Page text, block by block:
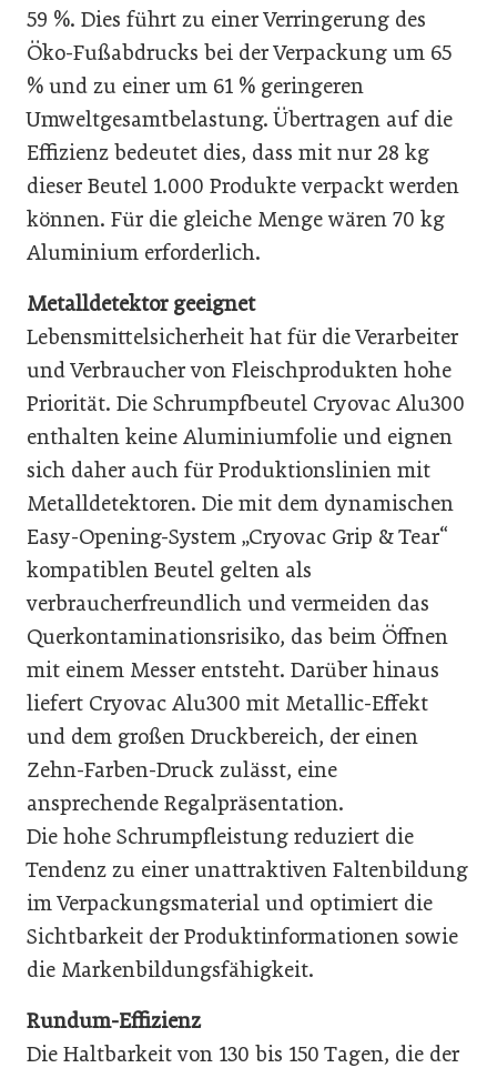
59 %. Dies führt zu einer Verringerung des
Öko-Fußabdrucks bei der Verpackung um 65
% und zu einer um 61 % geringeren
Umweltgesamtbelastung. Übertragen auf die
Effizienz bedeutet dies, dass mit nur 28 kg
dieser Beutel 1.000 Produkte verpackt werden
können. Für die gleiche Menge wären 70 kg
Aluminium erforderlich.
Metalldetektor geeignet
Lebensmittelsicherheit hat für die Verarbeiter
und Verbraucher von Fleischprodukten hohe
Priorität. Die Schrumpfbeutel Cryovac Alu300
enthalten keine Aluminiumfolie und eignen
sich daher auch für Produktionslinien mit
Metalldetektoren. Die mit dem dynamischen
Easy-Opening-System „Cryovac Grip & Tear“
kompatiblen Beutel gelten als
verbraucherfreundlich und vermeiden das
Querkontaminationsrisiko, das beim Öffnen
mit einem Messer entsteht. Darüber hinaus
liefert Cryovac Alu300 mit Metallic-Effekt
und dem großen Druckbereich, der einen
Zehn-Farben-Druck zulässt, eine
ansprechende Regalpräsentation.
Die hohe Schrumpfleistung reduziert die
Tendenz zu einer unattraktiven Faltenbildung
im Verpackungsmaterial und optimiert die
Sichtbarkeit der Produktinformationen sowie
die Markenbildungsfähigkeit.
Rundum-Effizienz
Die Haltbarkeit von 130 bis 150 Tagen, die der